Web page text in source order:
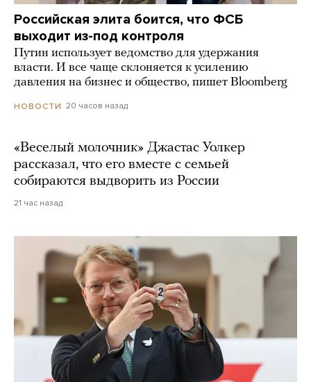
Российская элита боится, что ФСБ
выходит из-под контроля
Путин использует ведомство для удержания
власти. И все чаще склоняется к усилению
давления на бизнес и общество, пишет Bloomberg
НОВОСТИ 20 часов назад
«Веселый молочник» Джастас Уолкер
рассказал, что его вместе с семьей
собираются выдворить из России
21 час назад